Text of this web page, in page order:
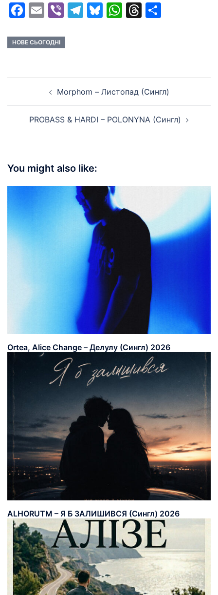
Facebook
EmailViberTelegram
Bluesky
WhatsApp
Threads
НОВЕ СЬОГОДНІ
navigationMorphom – Листопад (Сингл)
PROBASS & HARDI – POLONYNA (Сингл)
You might also like:
Ortea, Alice Change – Делулу (Сингл) 2026
ALHORUTM – Я Б ЗАЛИШИВСЯ (Сингл) 2026